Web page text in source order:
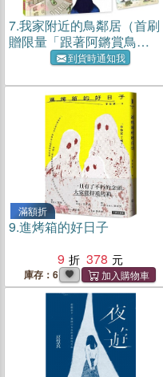
7.我家附近的鳥鄰居（首刷
贈限量「跟著阿鏘賞鳥
趣！」彩繪明信片組）：超
察鳥兒們令人意想不到的日
到貨時通知我
滿額折
9.進烤箱的好日子
9
378
庫存：6